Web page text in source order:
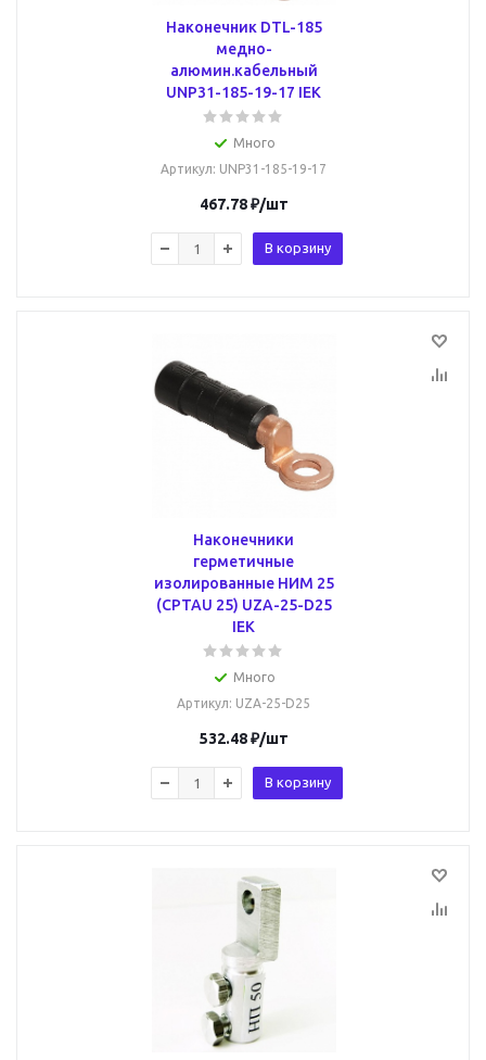
Наконечник DTL-185
медно-
алюмин.кабельный
UNP31-185-19-17 IEK
Много
Артикул: UNP31-185-19-17
467.78₽/шт
В корзину
Наконечники
герметичные
изолированные НИМ 25
(CPTAU 25) UZA-25-D25
IEK
Много
Артикул: UZA-25-D25
532.48₽/шт
В корзину